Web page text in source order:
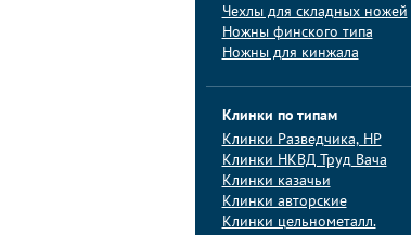
Чехлы для складных ножей
Ножны финского типа
Ножны для кинжала
Клинки по типам
Клинки Pазведчика, НP
Клинки НКВД Труд Вача
Клинки казачьи
Клинки авторские
Клинки цельнометалл.